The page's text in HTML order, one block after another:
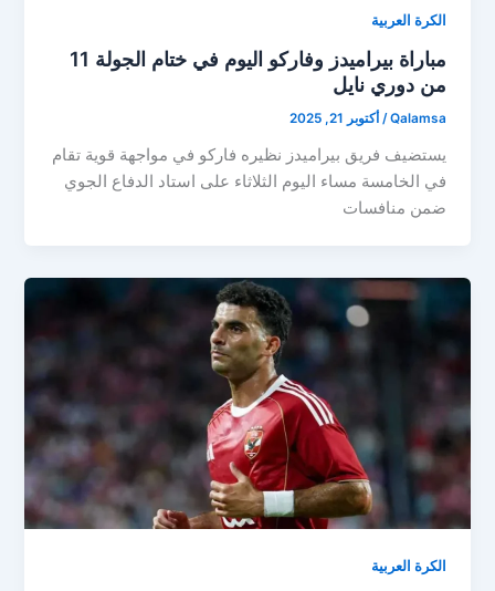
الكرة العربية
مباراة بيراميدز وفاركو اليوم في ختام الجولة 11
من دوري نايل
Qalamsa
/ أكتوبر 21, 2025
يستضيف فريق بيراميدز نظيره فاركو في مواجهة قوية تقام
في الخامسة مساء اليوم الثلاثاء على استاد الدفاع الجوي
ضمن منافسات
الكرة العربية